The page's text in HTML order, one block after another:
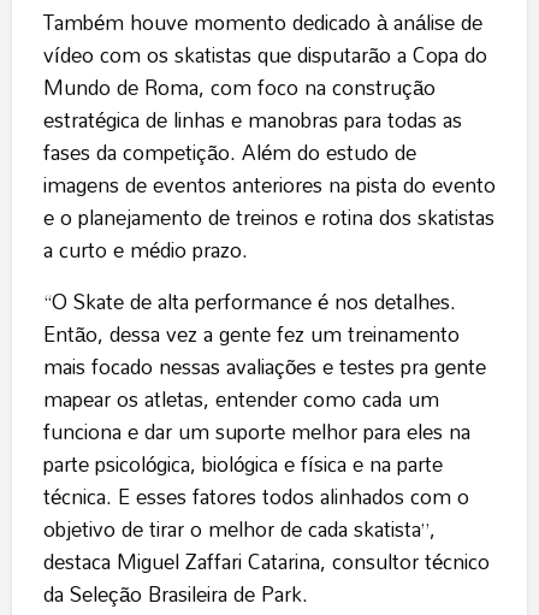
Também houve momento dedicado à análise de
vídeo com os skatistas que disputarão a Copa do
Mundo de Roma, com foco na construção
estratégica de linhas e manobras para todas as
fases da competição. Além do estudo de
imagens de eventos anteriores na pista do evento
e o planejamento de treinos e rotina dos skatistas
a curto e médio prazo.
“O Skate de alta performance é nos detalhes.
Então, dessa vez a gente fez um treinamento
mais focado nessas avaliações e testes pra gente
mapear os atletas, entender como cada um
funciona e dar um suporte melhor para eles na
parte psicológica, biológica e física e na parte
técnica. E esses fatores todos alinhados com o
objetivo de tirar o melhor de cada skatista”,
destaca Miguel Zaffari Catarina, consultor técnico
da Seleção Brasileira de Park.